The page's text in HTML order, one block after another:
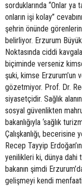
sorduklarında “Onlar
onların işi kolay”
şehrin önünde
belirliyor. Erzurum
Noktasında ciddi
biçiminde verseniz
şuki, kimse Erzurum’un
gözetmiyor. Prof. Dr.
siyasetçidir. Sağlık
sosyal güvenlikten
bakanlığıyla ‘sağlık
Çalışkanlığı,
Recep Tayyip
yenilikleri ki, dünya
bakanın şimdi
gelişmeyi kendi